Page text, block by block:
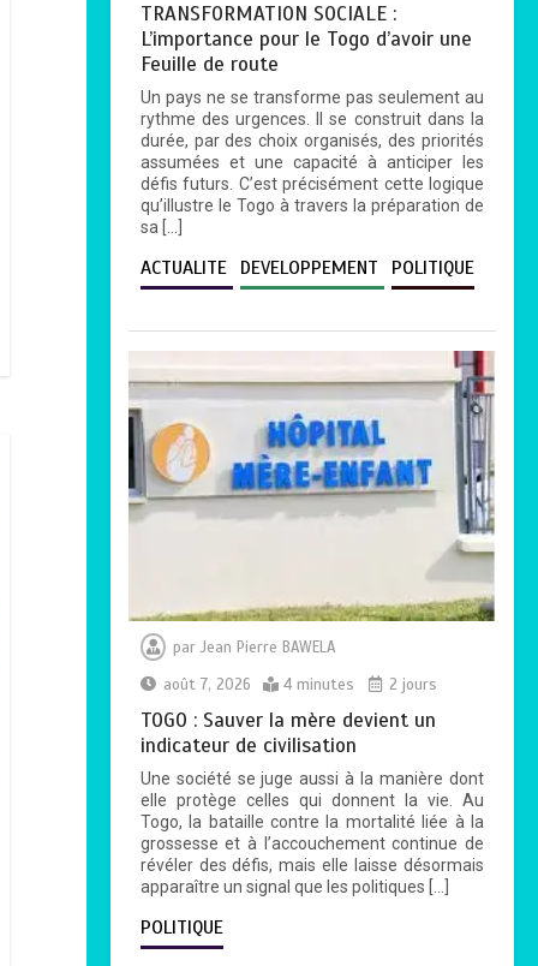
TRANSFORMATION SOCIALE :
L’importance pour le Togo d’avoir une
Feuille de route
Un pays ne se transforme pas seulement au
rythme des urgences. Il se construit dans la
durée, par des choix organisés, des priorités
assumées et une capacité à anticiper les
défis futurs. C’est précisément cette logique
qu’illustre le Togo à travers la préparation de
sa […]
ACTUALITE DEVELOPPEMENT POLITIQUE
par Jean Pierre BAWELA
août 7, 2026
4 minutes 2 jours
TOGO : Sauver la mère devient un
indicateur de civilisation
Une société se juge aussi à la manière dont
elle protège celles qui donnent la vie. Au
Togo, la bataille contre la mortalité liée à la
grossesse et à l’accouchement continue de
révéler des défis, mais elle laisse désormais
apparaître un signal que les politiques […]
POLITIQUE